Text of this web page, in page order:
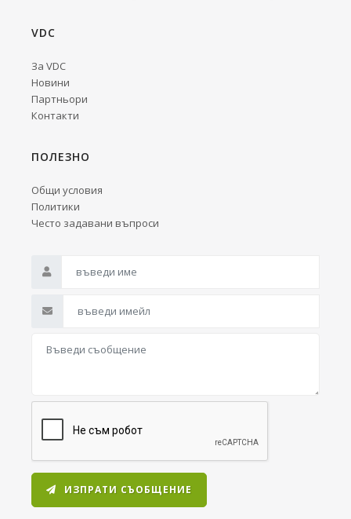
VDC
За VDC
Новини
Партньори
Контакти
ПОЛЕЗНО
Общи условия
Политики
Често задавани въпроси
ИЗПРАТИ СЪОБЩЕНИЕ